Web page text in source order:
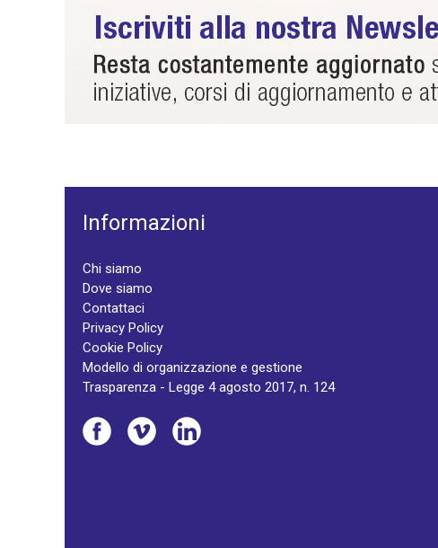
Informazioni
Chi siamo
Dove siamo
Contattaci
Privacy Policy
Cookie Policy
Modello di organizzazione e gestione
Trasparenza - Legge 4 agosto 2017, n. 124